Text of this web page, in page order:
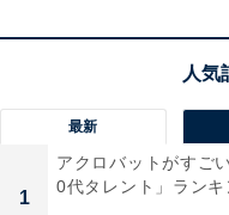
最新
1
アクロバットがすご
0代タレント」ランキ